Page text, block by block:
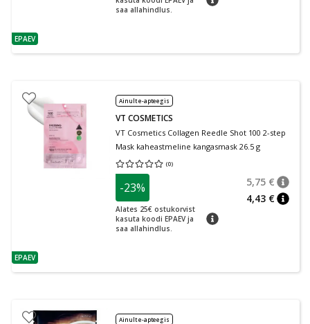
nõuanne
EPAEV
saa allahindlus.
nõuanne
EPAEV
Ainult e-apteegis
VT COSMETICS
VT Cosmetics Collagen Reedle Shot 100 2-step
Mask kaheastmeline kangasmask 26.5 g
(0)
Keskmine hinnang 0.00
-23%
Alates 25€ ostukorvist
kasuta koodi EPAEV ja
saa allahindlus.
nõuanne
5,75 €
4,43 €
Ainult e-apteegis